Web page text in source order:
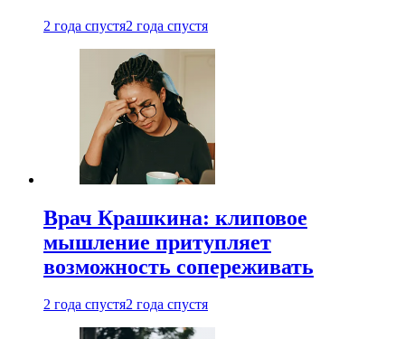
2 года спустя2 года спустя
Врач Крашкина: клиповое
мышление притупляет
возможность сопереживать
2 года спустя2 года спустя